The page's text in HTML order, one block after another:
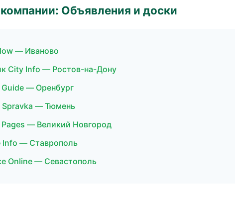
Объявления и доски
— Иваново
City Info — Ростов-на-Дону
— Оренбург
Spravka — Тюмень
— Великий Новгород
Info — Ставрополь
Online — Севастополь